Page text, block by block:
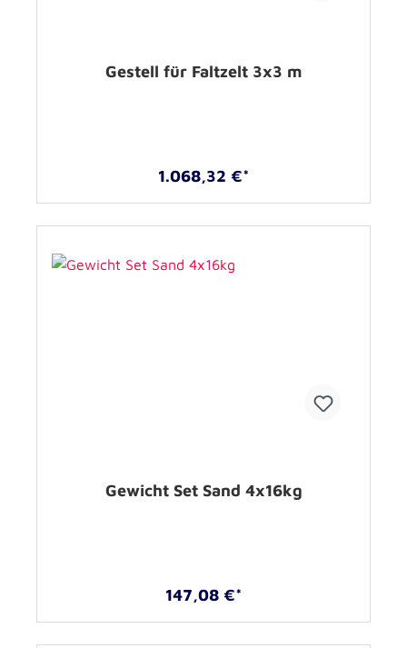
Gestell für Faltzelt 3x3 m
1.068,32 €*
Gewicht Set Sand 4x16kg
147,08 €*